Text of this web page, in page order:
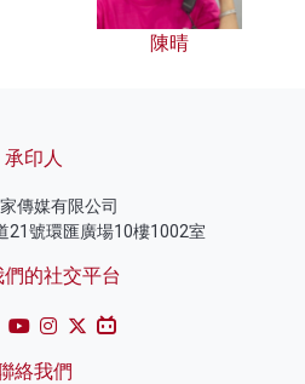
陳晴
承印人
傳媒有限公司
21號環匯廣場10樓1002室
的社交平台
絡我們